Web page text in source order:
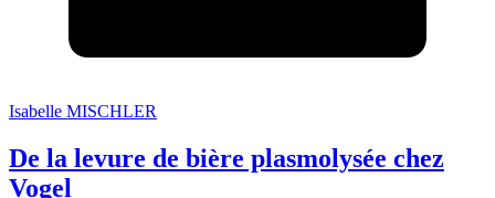
Isabelle MISCHLER
De la levure de bière plasmolysée chez
Vogel